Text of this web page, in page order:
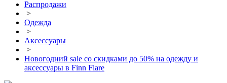
Распродажи
>
Одежда
>
Аксессуары
>
Новогодний sale со скидками до 50% на одежду и
аксессуары в Finn Flare